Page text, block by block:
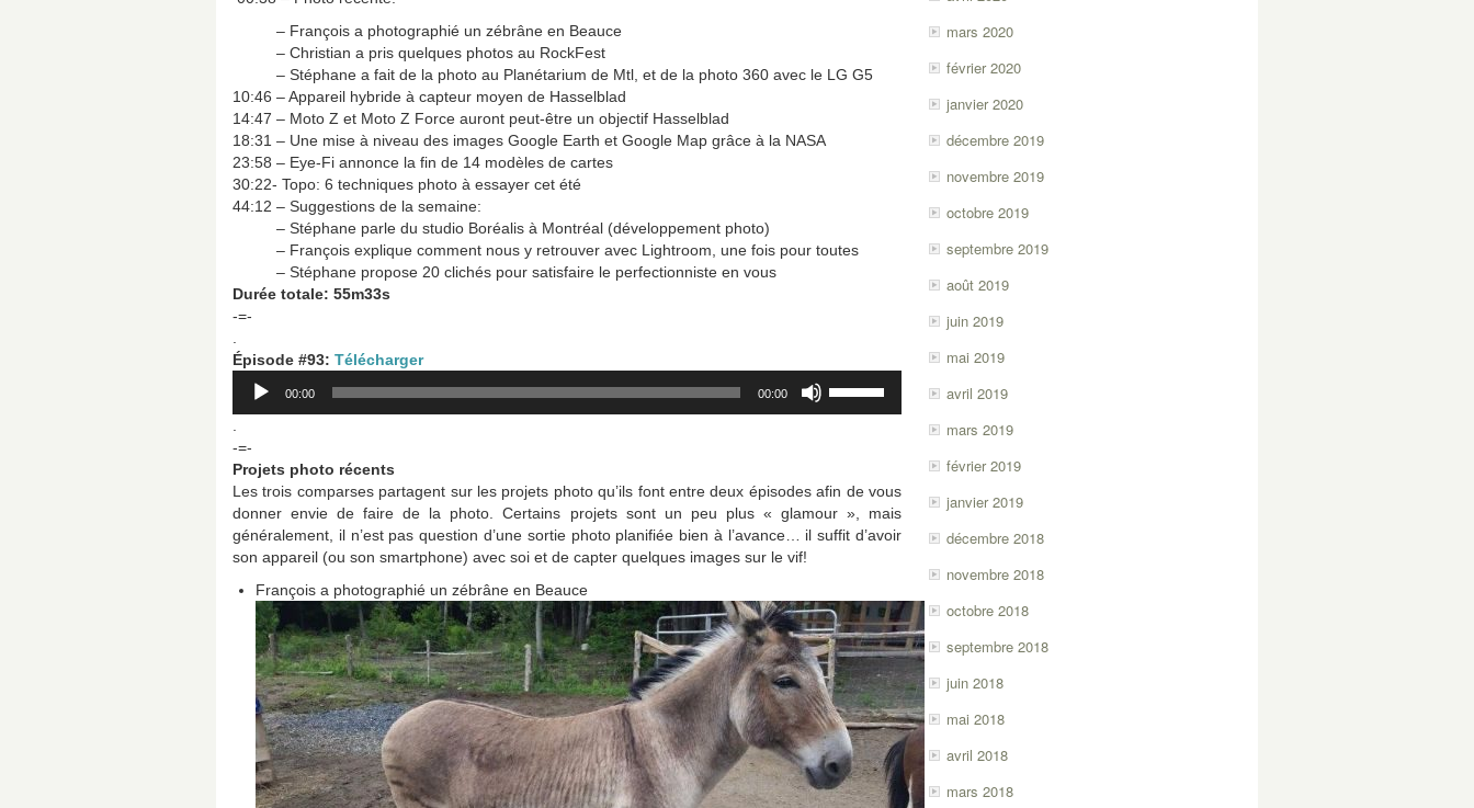
– François a photographié un zébrâne en Beauce
– Christian a pris quelques photos au RockFest
– Stéphane a fait de la photo au Planétarium de Mtl, et de la photo 360 avec le LG G5
10:46 – Appareil hybride à capteur moyen de Hasselblad
14:47 – Moto Z et Moto Z Force auront peut-être un objectif Hasselblad
18:31 – Une mise à niveau des images Google Earth et Google Map grâce à la NASA
23:58 – Eye-Fi annonce la fin de 14 modèles de cartes
30:22- Topo: 6 techniques photo à essayer cet été
44:12 – Suggestions de la semaine:
– Stéphane parle du studio Boréalis à Montréal (développement photo)
– François explique comment nous y retrouver avec Lightroom, une fois pour toutes
– Stéphane propose 20 clichés pour satisfaire le perfectionniste en vous
Durée totale: 55m33s
-=-
Épisode #93: Télécharger
Lecteur
audio
00:00 00:00
les
augmenter
ou
diminuer
-=-
Projets photo récents
Les trois comparses partagent sur les projets photo qu’ils font entre deux épisodes afin de vous
donner envie de faire de la photo. Certains projets sont un peu plus « glamour », mais
généralement, il n’est pas question d’une sortie photo planifiée bien à l’avance… il suffit d’avoir
son appareil (ou son smartphone) avec soi et de capter quelques images sur le vif!
François a photographié un zébrâne en Beauce
mars 2020
février 2020
janvier 2020
décembre 2019
novembre 2019
octobre 2019
septembre 2019
août 2019
juin 2019
mai 2019
avril 2019
mars 2019
février 2019
janvier 2019
décembre 2018
novembre 2018
octobre 2018
septembre 2018
juin 2018
mai 2018
avril 2018
mars 2018